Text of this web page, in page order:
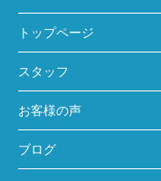
トップページ
スタッフ
お客様の声
ブログ